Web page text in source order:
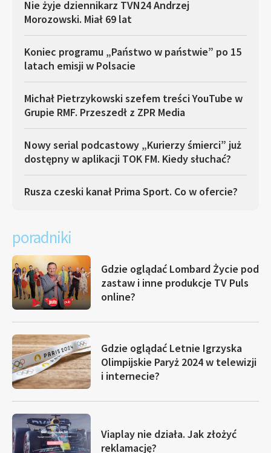
Nie żyje dziennikarz TVN24 Andrzej
Morozowski. Miał 69 lat
Koniec programu „Państwo w państwie” po 15
latach emisji w Polsacie
Michał Pietrzykowski szefem treści YouTube w
Grupie RMF. Przeszedł z ZPR Media
Nowy serial podcastowy „Kurierzy śmierci” już
dostępny w aplikacji TOK FM. Kiedy słuchać?
Rusza czeski kanał Prima Sport. Co w ofercie?
poradniki
Gdzie oglądać Lombard Życie pod
zastaw i inne produkcje TV Puls
online?
Gdzie oglądać Letnie Igrzyska
Olimpijskie Paryż 2024 w telewizji
i internecie?
Viaplay nie działa. Jak złożyć
reklamację?